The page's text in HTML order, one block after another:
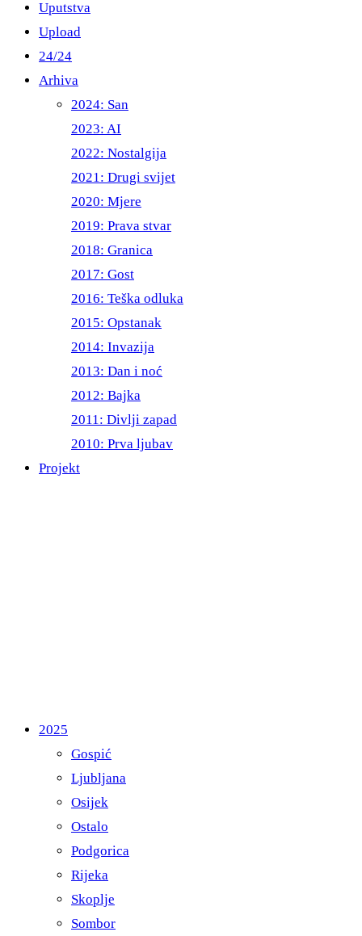
Uputstva
Upload
24/24
Arhiva
2024: San
2023: AI
2022: Nostalgija
2021: Drugi svijet
2020: Mjere
2019: Prava stvar
2018: Granica
2017: Gost
2016: Teška odluka
2015: Opstanak
2014: Invazija
2013: Dan i noć
2012: Bajka
2011: Divlji zapad
2010: Prva ljubav
Projekt
2025
Gospić
Ljubljana
Osijek
Ostalo
Podgorica
Rijeka
Skoplje
Sombor